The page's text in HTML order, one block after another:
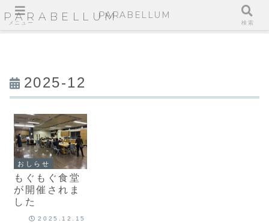
PARABELLUM
2025-12
おしらせ
もぐもぐ食堂
が開催されま
した
2025.12.15
メニュー
PARABELLUM
検索